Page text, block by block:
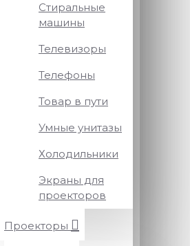
Стиральные
машины
Телевизоры
Телефоны
Товар в пути
Умные унитазы
Холодильники
Экраны для
проекторов
Проекторы